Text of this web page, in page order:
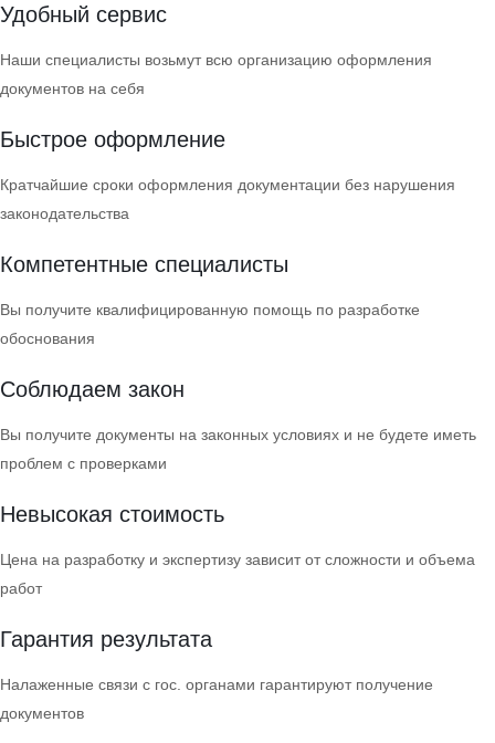
Удобный сервис
Наши специалисты возьмут всю организацию оформления
документов на себя
Быстрое оформление
Кратчайшие сроки оформления документации без нарушения
законодательства
Компетентные специалисты
Вы получите квалифицированную помощь по разработке
обоснования
Соблюдаем закон
Вы получите документы на законных условиях и не будете иметь
проблем с проверками
Невысокая стоимость
Цена на разработку и экспертизу зависит от сложности и объема
работ
Гарантия результата
Налаженные связи с гос. органами гарантируют получение
документов